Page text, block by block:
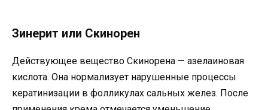
Зинерит или Скинорен
Действующее вещество Скинорена — азелаиновая
кислота. Она нормализует нарушенные процессы
кератинизации в фолликулах сальных желез. После